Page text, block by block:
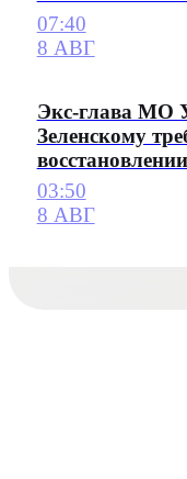
07:40
8 АВГ
Экс-глава МО
Зеленскому
03:50
8 АВГ